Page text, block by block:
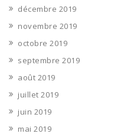
décembre 2019
novembre 2019
octobre 2019
septembre 2019
août 2019
juillet 2019
juin 2019
mai 2019